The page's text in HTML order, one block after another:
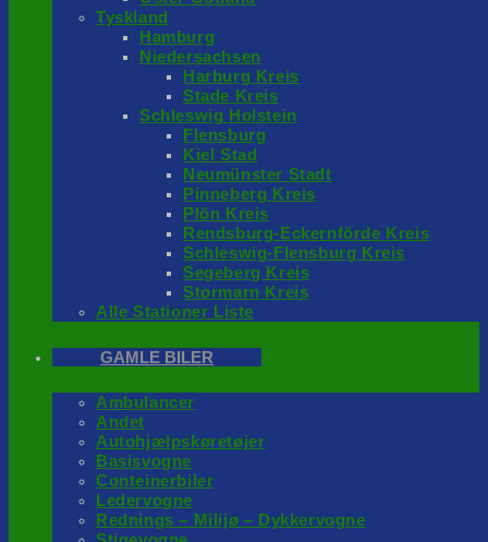
Tyskland
Hamburg
Niedersachsen
Harburg Kreis
Stade Kreis
Schleswig Holstein
Flensburg
Kiel Stad
Neumünster Stadt
Pinneberg Kreis
Plön Kreis
Rendsburg-Eckernförde Kreis
Schleswig-Flensburg Kreis
Segeberg Kreis
Stormarn Kreis
Alle Stationer Liste
GAMLE BILER
Ambulancer
Andet
Autohjælpskøretøjer
Basisvogne
Conteinerbiler
Ledervogne
Rednings – Milijø – Dykkervogne